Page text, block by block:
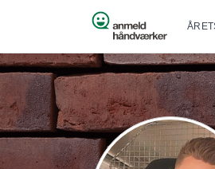
Spring til indhold